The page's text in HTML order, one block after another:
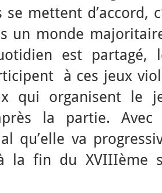
mettent d’accord,
un monde
est partagé,
à ces jeux
qui organisent le
la partie. Avec
qu’elle va
la fin du XVIIIème